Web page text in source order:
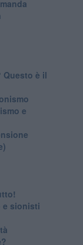
Questo è il
e
e sionisti